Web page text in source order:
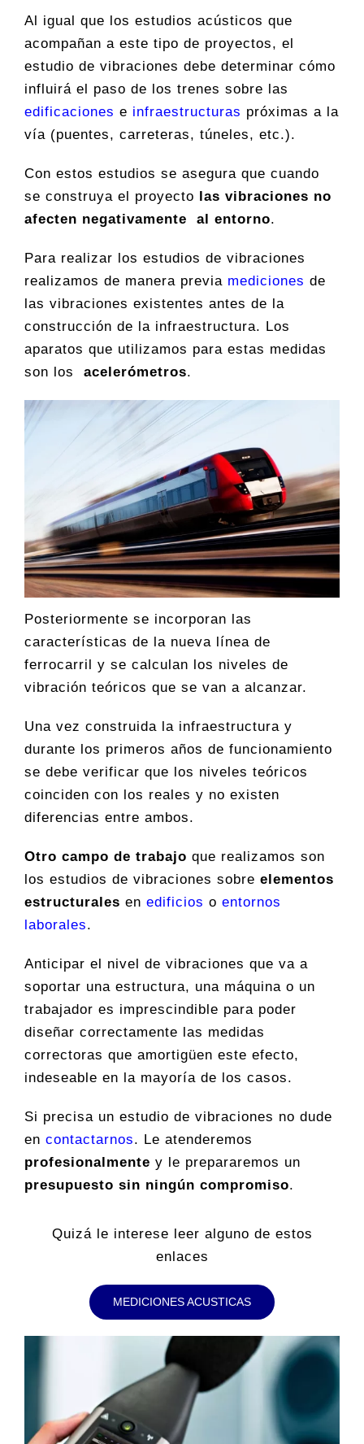
Al igual que los estudios acústicos que
acompañan a este tipo de proyectos, el
estudio de vibraciones debe determinar cómo
influirá el paso de los trenes sobre las
edificaciones e infraestructuras próximas a la
vía (puentes, carreteras, túneles, etc.).
Con estos estudios se asegura que cuando
se construya el proyecto
las vibraciones no
afecten negativamente al entorno.
Para realizar los estudios de vibraciones
realizamos de manera previa mediciones de
las vibraciones existentes antes de la
construcción de la infraestructura. Los
aparatos que utilizamos para estas medidas
son los acelerómetros.
Posteriormente se incorporan las
características de la nueva línea de
ferrocarril y se calculan los niveles de
vibración teóricos que se van a alcanzar.
Una vez construida la infraestructura y
durante los primeros años de funcionamiento
se debe verificar que los niveles teóricos
coinciden con los reales y no existen
diferencias entre ambos.
Otro campo de trabajo que realizamos son
los estudios de vibraciones sobre elementos
estructurales en edificios o entornos
laborales.
Anticipar el nivel de vibraciones que va a
soportar una estructura, una máquina o un
trabajador es imprescindible para poder
diseñar correctamente las medidas
correctoras que amortigüen este efecto,
indeseable en la mayoría de los casos.
Si precisa un estudio de vibraciones no dude
en contactarnos. Le atenderemos
profesionalmente y le prepararemos un
presupuesto sin ningún compromiso.
Quizá le interese leer alguno de estos
enlaces
MEDICIONES ACUSTICAS